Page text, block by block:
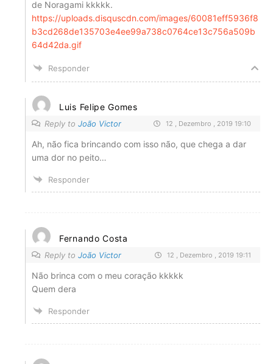
de Noragami kkkkk.
https://uploads.disquscdn.com/images/60081eff5936f8
b3cd268de135703e4ee99a738c0764ce13c756a509b
64d42da.gif
Responder
Luis Felipe Gomes
Reply to João Victor 12 , Dezembro , 2019 19:10
Ah, não fica brincando com isso não, que chega a dar
uma dor no peito…
Responder
Fernando Costa
Reply to João Victor 12 , Dezembro , 2019 19:11
Não brinca com o meu coração kkkkk
Quem dera
Responder